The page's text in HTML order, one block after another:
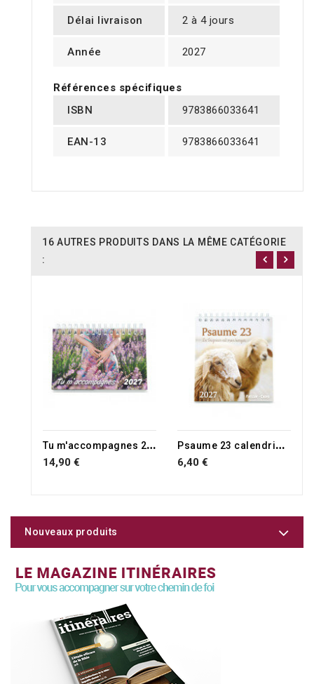
Délai livraison 2 à 4 jours
Année 2027
Références spécifiques
ISBN
9783866033641
EAN-13 9783866033641
16 AUTRES PRODUITS DANS LA MÊME CATÉGORIE
:
RUPTURE DE STOCK T
u m'accompagnes 2027
14,90 €
RUPTURE DE STOCK P
saume 23 calendrier petit format 2027
6,40 €
Nouveaux produits